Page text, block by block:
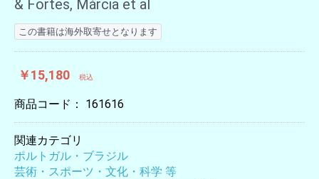
& Fortes, Márcia et al
この書籍は海外取寄せとなります
￥15,180 税込
商品コード： 161616
関連カテゴリ
ポルトガル・ブラジル
芸術・スポーツ・文化・科学 等